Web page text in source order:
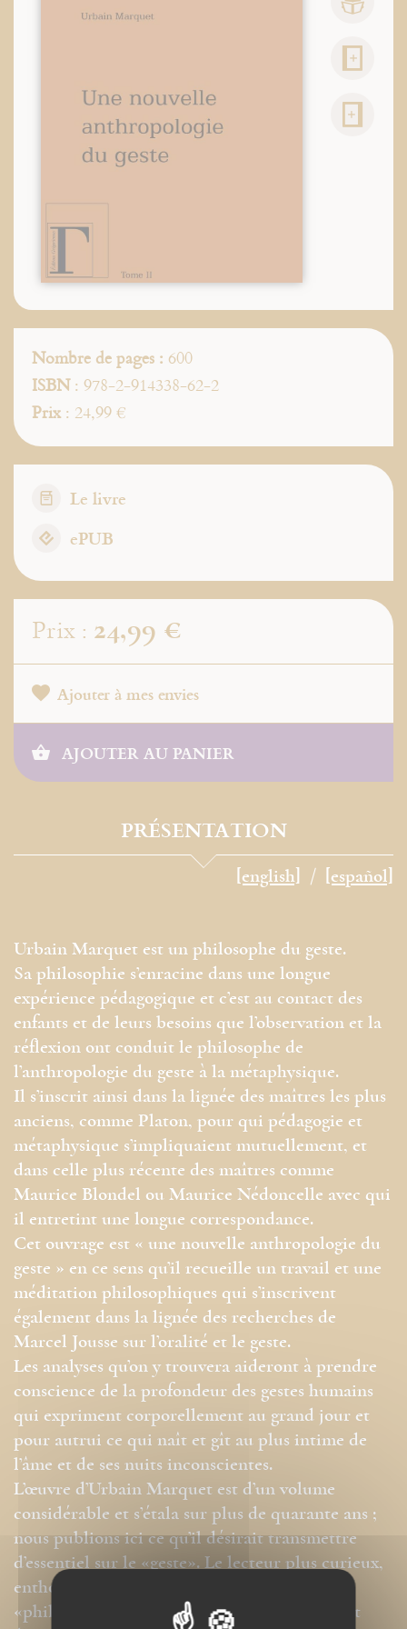
Nombre de pages : 600
ISBN: 978-2-914338-62-2
Prix: 24,99 €
Le livre
ePUB
Prix : 24,99 €
Ajouter à mes envies
AJOUTER AU PANIER
PRÉSENTATION
[english] [español]
Urbain Marquet est un philosophe du geste.
Sa philosophie s’enracine dans une longue
expérience pédagogique et c’est au contact des
enfants et de leurs besoins que l’observation et la
réflexion ont conduit le philosophe de
l’anthropologie du geste à la métaphysique.
Il s’inscrit ainsi dans la lignée des maîtres les plus
anciens, comme Platon, pour qui pédagogie et
métaphysique s’impliquaient mutuellement, et
dans celle plus récente des maîtres comme
Maurice Blondel ou Maurice Nédoncelle avec qui
il entretint une longue correspondance.
Cet ouvrage est « une nouvelle anthropologie du
geste » en ce sens qu’il recueille un travail et une
méditation philosophiques qui s’inscrivent
également dans la lignée des recherches de
Marcel Jousse sur l’oralité et le geste.
Les analyses qu’on y trouvera aideront à prendre
conscience de la profondeur des gestes humains
qui expriment corporellement au grand jour et
pour autrui ce qui naît et gît au plus intime de
l’âme et de ses nuits inconscientes.
L’œuvre d’Urbain Marquet est d’un volume
considérable et s’étala sur plus de quarante ans ;
nous publions ici ce qu’il désirait transmettre
d’essentiel sur le «geste». Le lecteur plus curieux,
enthousiaste peut-être à la découverte d’un
«philosophe inconnu», après avoir goûté à cet